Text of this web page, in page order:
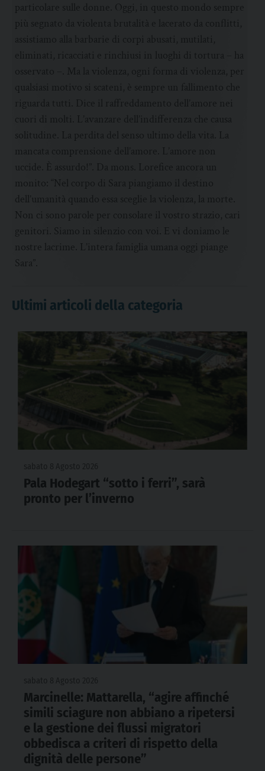
cuori di molti. L’avanzare dell’indifferenza che causa
solitudine. La perdita del senso ultimo della vita. La
mancata comprensione dell’amore. L’amore non
uccide. È assurdo!”. Da mons. Lorefice ancora un
monito: “Nel corpo di Sara piangiamo il destino
dell’umanità quando essa sceglie la violenza, la morte.
Non ci sono parole per consolare il vostro strazio, cari
genitori. Siamo in silenzio con voi. E vi doniamo le
nostre lacrime. L’intera famiglia umana oggi piange
Sara”.
Ultimi articoli della categoria
Pala Hodegart “sotto i ferri”, sarà
pronto per l’inverno
Marcinelle: Mattarella, “agire affinché
simili sciagure non abbiano a ripetersi
e la gestione dei flussi migratori
obbedisca a criteri di rispetto della
dignità delle persone”